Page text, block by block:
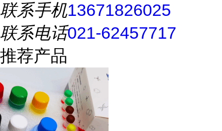
联系手机13671826025
联系电话021-62457717
推荐产品